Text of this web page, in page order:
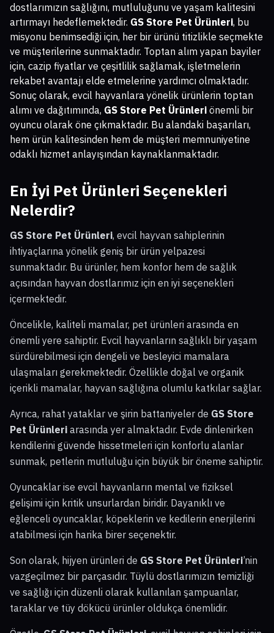
dostlarımızın sağlığını, mutluluğunu ve yaşam kalitesini
artırmayı hedeflemektedir. GS Store Pet Ürünleri, bu
misyonu benimsediği için, her bir ürünü titizlikle seçmekte
ve müşterilerine sunmaktadır. Toptan alım yapan bayiler
için, cazip fiyatlar ve çeşitlilik sağlamak, işletmelerin
rekabet avantajı elde etmelerine yardımcı olmaktadır.
Sonuç olarak, evcil hayvanlara yönelik ürünlerin toptan
alımı ve dağıtımında, GS Store Pet Ürünleri önemli bir
oyuncu olarak öne çıkmaktadır. Bu alandaki başarıları,
hem ürün kalitesinden hem de müşteri memnuniyetine
odaklı hizmet anlayışından kaynaklanmaktadır.
En İyi Pet Ürünleri Seçenekleri
Nelerdir?
GS Store Pet Ürünleri, evcil hayvan sahiplerinin
ihtiyaçlarına yönelik geniş bir ürün yelpazesi
sunmaktadır. Bu ürünler, hem konfor hem de sağlık
açısından hayvan dostlarımız için en iyi seçenekleri
içermektedir.
Öncelikle, kaliteli mamalar, pet ürünleri arasında en
önemli yere sahiptir. Evcil hayvanların sağlıklı bir yaşam
sürdürebilmesi için dengeli ve besleyici mamalara
ulaşmaları gerekmektedir. Özellikle doğal ve organik
içerikli mamalar, hayvan sağlığına olumlu katkılar sağlar.
Ayrıca, rahat yataklar ve şirin battaniyeler de GS Store
Pet Ürünleri arasında yer almaktadır. Evde dinlenirken
kendilerini güvende hissetmeleri için konforlu alanlar
sunmak, petlerin mutluluğu için büyük bir öneme sahiptir.
Oyuncaklar ise evcil hayvanların mental ve fiziksel
gelişimi için kritik unsurlardan biridir. Dayanıklı ve
eğlenceli oyuncaklar, köpeklerin ve kedilerin enerjilerini
atabilmesi için harika birer seçenektir.
Son olarak, hijyen ürünleri de GS Store Pet Ürünleri’nin
vazgeçilmez bir parçasıdır. Tüylü dostlarımızın temizliği
ve sağlığı için düzenli olarak kullanılan şampuanlar,
taraklar ve tüy dökücü ürünler oldukça önemlidir.